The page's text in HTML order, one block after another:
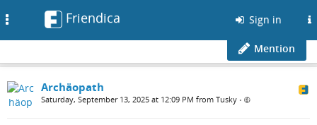
Friendica Sign in
Mention
Archäopath
Saturday, September 13, 2025 at 12:09 PM from Tusky •